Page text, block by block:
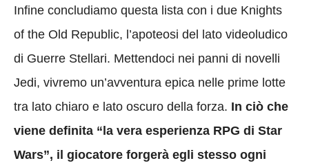
Infine concludiamo questa lista con i due Knights
of the Old Republic, l’apoteosi del lato videoludico
di Guerre Stellari. Mettendoci nei panni di novelli
Jedi, vivremo un’avventura epica nelle prime lotte
tra lato chiaro e lato oscuro della forza. In ciò che
viene definita “la vera esperienza RPG di Star
Wars”, il giocatore forgerà egli stesso ogni